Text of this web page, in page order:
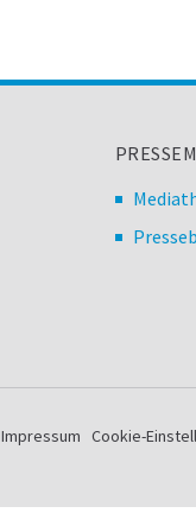
Impressum Cookie-